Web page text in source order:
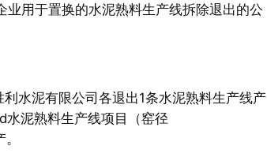
用于置换的水泥熟料生产线拆除退出的公
水泥有限公司各退出1条水泥熟料生产线产
泥熟料生产线项目（窑径